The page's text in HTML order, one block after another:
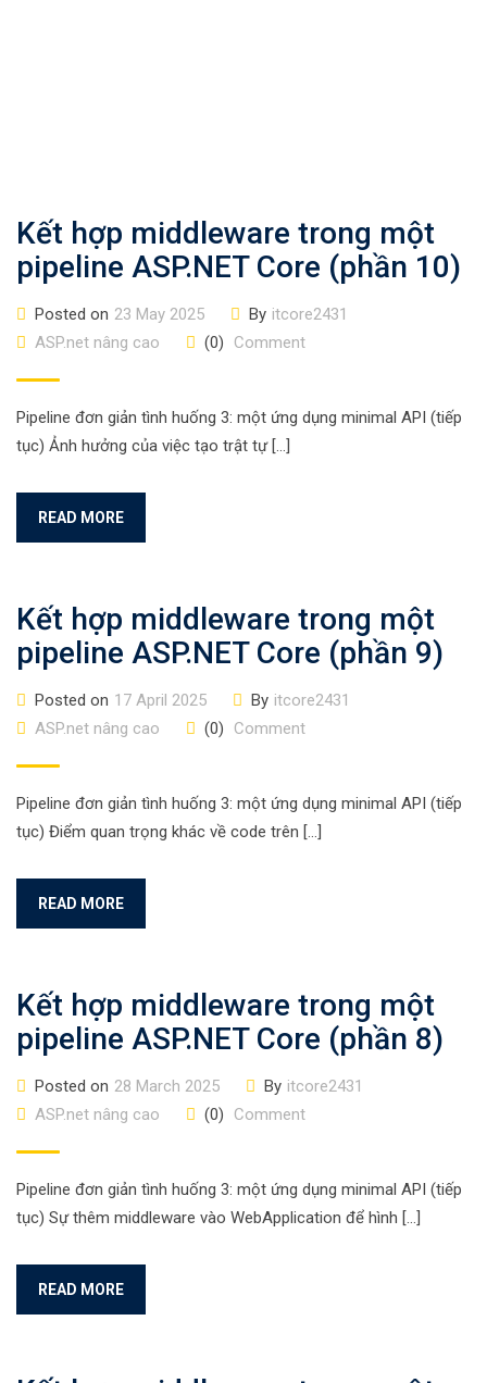
Kết hợp middleware trong một
pipeline ASP.NET Core (phần 10)
Posted on 23 May 2025 By itcore2431
ASP.net nâng cao
(0) Comment
Pipeline đơn giản tình huống 3: một ứng dụng minimal API (tiếp
tục) Ảnh hưởng của việc tạo trật tự […]
READ MORE
Kết hợp middleware trong một
pipeline ASP.NET Core (phần 9)
Posted on 17 April 2025 By itcore2431
ASP.net nâng cao
(0) Comment
Pipeline đơn giản tình huống 3: một ứng dụng minimal API (tiếp
tục) Điểm quan trọng khác về code trên […]
READ MORE
Kết hợp middleware trong một
pipeline ASP.NET Core (phần 8)
Posted on 28 March 2025 By itcore2431
ASP.net nâng cao
(0) Comment
Pipeline đơn giản tình huống 3: một ứng dụng minimal API (tiếp
tục) Sự thêm middleware vào WebApplication để hình […]
READ MORE